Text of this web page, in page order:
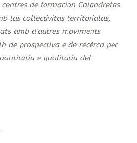
de formacion Calandretas.
las collectivitas territorialas,
amb d’autres moviments
de prospectiva e de recèrca per
e qualitatiu del